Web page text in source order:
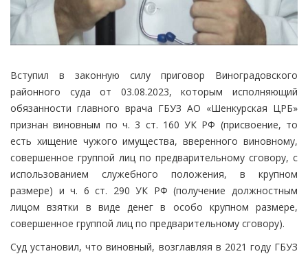
Вступил в законную силу приговор Виноградовского
районного суда от 03.08.2023, которым исполняющий
обязанности главного врача ГБУЗ АО «Шенкурская ЦРБ»
признан виновным по ч. 3 ст. 160 УК РФ (присвоение, то
есть хищение чужого имущества, вверенного виновному,
совершенное группой лиц по предварительному сговору, с
использованием служебного положения, в крупном
размере) и ч. 6 ст. 290 УК РФ (получение должностным
лицом взятки в виде денег в особо крупном размере,
совершенное группой лиц по предварительному сговору).
Суд установил, что виновный, возглавляя в 2021 году ГБУЗ